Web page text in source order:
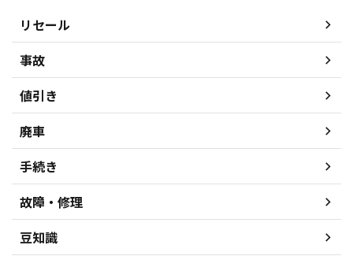
リセール
事故
値引き
廃車
手続き
故障・修理
豆知識